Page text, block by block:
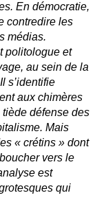
En démocratie,
contredire les
médias.
politologue et
au sein de la
s’identifie
aux chimères
tiède défense des
Mais
« crétins » dont
vers le
est
qui